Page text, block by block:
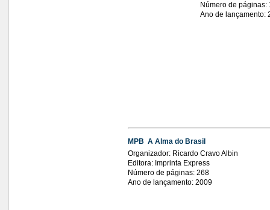
Número de páginas:
Ano de lançamento:
MPB  A Alma do Brasil
Organizador: Ricardo Cravo Albin
Editora: Imprinta Express
Número de páginas: 268
Ano de lançamento: 2009